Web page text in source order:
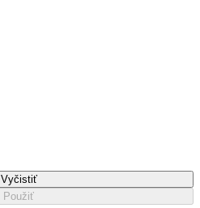
Vyčistiť
Použiť